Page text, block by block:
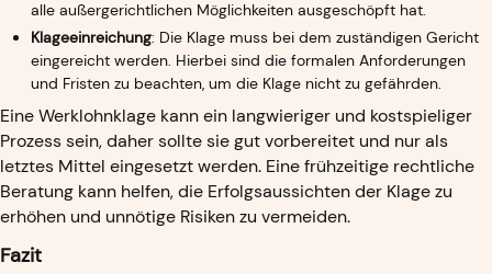
alle außergerichtlichen Möglichkeiten ausgeschöpft hat.
Klageeinreichung: Die Klage muss bei dem zuständigen Gericht
eingereicht werden. Hierbei sind die formalen Anforderungen
und Fristen zu beachten, um die Klage nicht zu gefährden.
Eine Werklohnklage kann ein langwieriger und kostspieliger
Prozess sein, daher sollte sie gut vorbereitet und nur als
letztes Mittel eingesetzt werden. Eine frühzeitige rechtliche
Beratung kann helfen, die Erfolgsaussichten der Klage zu
erhöhen und unnötige Risiken zu vermeiden.
Fazit